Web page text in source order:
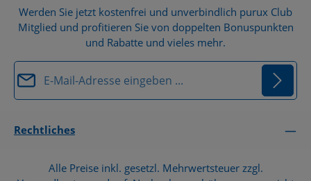
Werden Sie jetzt kostenfrei und unverbindlich purux Club
Mitglied und profitieren Sie von doppelten Bonuspunkten
und Rabatte und vieles mehr.
Ich habe die
mit ihnen einverstanden. *
Die mit einem Stern (*) markierten Felder sind
Rechtliches
Alle Preise inkl. gesetzl. Mehrwertsteuer zzgl.